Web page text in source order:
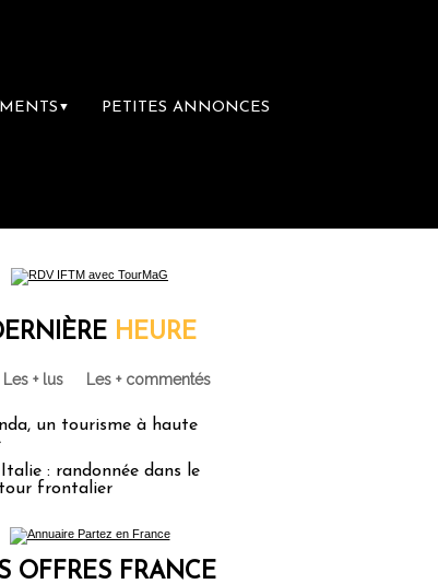
▼ PETITES ANNONCES
du voyage
HEURE
Les + lus Les + commentés
un tourisme à haute
Italie : randonnée dans le
frontalier
OFFRES FRANCE